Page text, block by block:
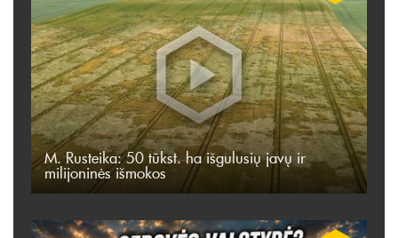
M. Rusteika: 50 tūkst. ha išgulusių javų ir
milijoninės išmokos